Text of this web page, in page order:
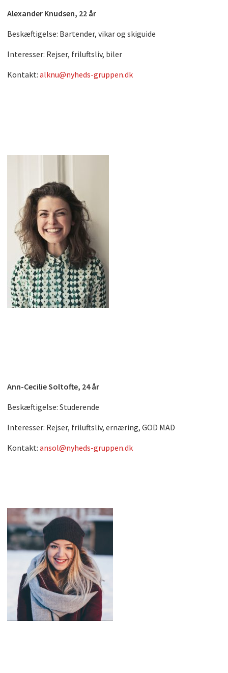
Alexander Knudsen, 22 år
Beskæftigelse: Bartender, vikar og skiguide
Interesser: Rejser, friluftsliv, biler
Kontakt: alknu@nyheds-gruppen.dk
Ann-Cecilie Soltofte, 24 år
Beskæftigelse: Studerende
Interesser: Rejser, friluftsliv, ernæring, GOD MAD
Kontakt: ansol@nyheds-gruppen.dk